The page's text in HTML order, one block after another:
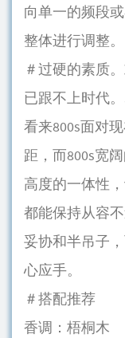
向单一的频段
整体进行调整。
＃过硬的素质
已跟不上时代
看来800s面对
距，而800s宽
高度的一体性
都能保持从容
妥协和半吊子
心应手。
＃搭配推荐
香调：梧桐木